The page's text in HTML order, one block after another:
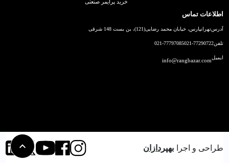
خرید پرایمر صنعتی
اطلاعات تماس
آدرستهرانپارس، خیابان محمد رضایی(121)، بن بست 148 شرقی
تلفن021-77290722
021-77797085
ایمیلinfo@rangbazar.com
طراحی و اجرا بهپردازان